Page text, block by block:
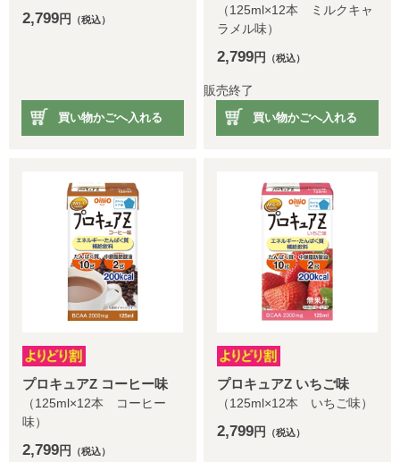
2,799 円 （税込）
買い物かごへ入れる
（125ml×12本 ミルクキャ
ラメル味）
2,799 円 （税込）
買い物かごへ入れる
販売終了
プロキュアZ コーヒー味
（125ml×12本 コーヒー
味）
2,799 円 （税込）
プロキュアZ いちご味
（125ml×12本 いちご味）
2,799 円 （税込）